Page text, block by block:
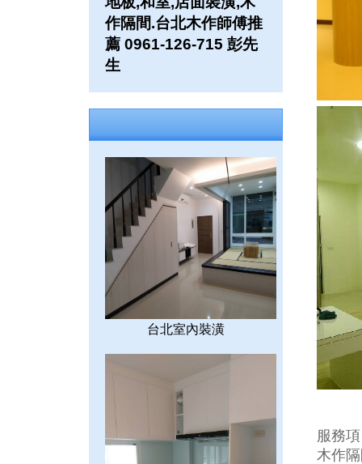
作隔間.台北木作師傅推
薦 0961-126-715 彭先
生
台北室內裝潢
服務
木作